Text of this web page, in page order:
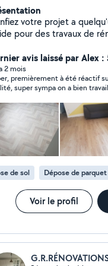
votre projet a
pour des travaux de
avis laissé par Alex
2 mois
premièrement à été réactif
super sympa on a bien
fermés. Merci beaucoup
!
de sol Dépose de parquet
Voir le profil